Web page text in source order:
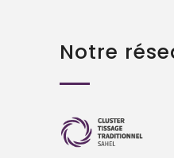
Notre